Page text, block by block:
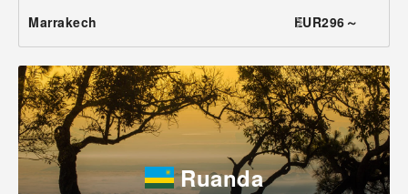
Marrakech EUR296～
Ruanda